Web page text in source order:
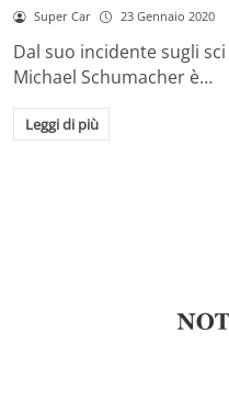
Super Car 23 Gennaio 2020
Dal suo incidente sugli
Michael Schumacher è…
Leggi di più